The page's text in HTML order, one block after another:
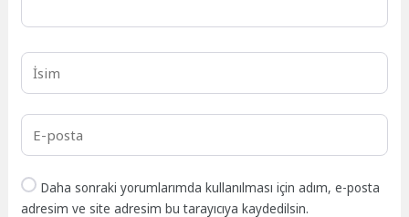
Daha sonraki yorumlarımda kullanılması için adım, e-posta
adresim ve site adresim bu tarayıcıya kaydedilsin.